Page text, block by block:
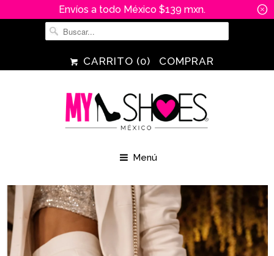
Envíos a todo México $139 mxn. ␡
CARRITO (0) COMPRAR
Menú